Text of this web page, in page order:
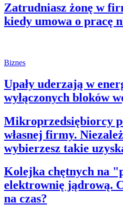
Zatrudniasz żonę w
kiedy umowa o pracę
Biznes
Upały uderzają w
wyłączonych bloków
Mikroprzedsiębiorcy
własnej firmy.
wybierzesz takie
Kolejka chętnych na
elektrownię jądrową.
na czas?